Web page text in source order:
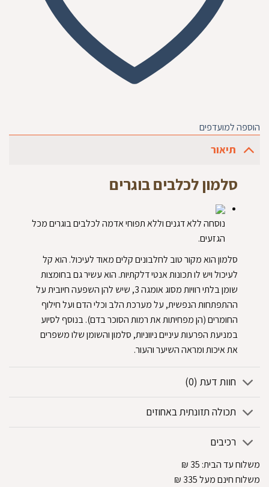
הוספה למועדפים
תיאור
סלמון לכלבים בוגרים
נוסחה ללא דגנים וללא תפוחי אדמה לכלבים בוגרים מכל
הגזעים.
סלמון הוא מקור טוב לחלבונים קלים מאוד לעיכול. הוא קל
לעיכול ויש לו תכונות אנטי דלקתיות. הוא עשיר גם בחומצות
שומן בלתי רוויות מסוג אומגה 3, שיש להן השפעה חיובית על
ההתפתחות הנפשית, על מערכת הלב וכלי הדם ועל חילוף
החומרים (הן מפחיתות את רמות הסוכר בדם). בנוסף לסיוע
במניעת הפרעות עיניים ניווניות, סלמון והשומן שלו משפרים
את איכות ומראה השיער והעור.
חוות דעת (0)
תכולה תזונתית באחוזים
רכיבים
משלוח עד הבית:
₪
משלוח חינם מעל 335
₪